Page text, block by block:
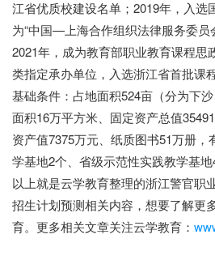
江省优质校建设名单；2019年，入选
为“中国—上海合作组织法律服务委员
2021年，成为教育部职业教育课程思
类指定承办单位，入选浙江省首批课
基础条件：占地面积524亩（分为下
面积16万平方米、固定资产总值
资产值7375万元、纸质图书51万册，
学基地2个、省级示范性实践教学基地4
以上就是云学教育整理的浙江警官职
招生计划预测相关内容，想要了解更
育。更多相关文章关注云学教育：